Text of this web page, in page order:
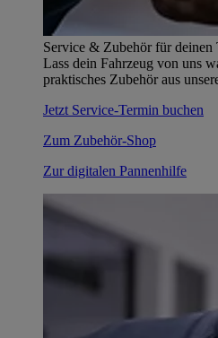
Service & Zubehör für deinen
Lass dein Fahrzeug von uns
praktisches Zubehör aus
Jetzt Service-Termin buchen
Zum Zubehör-Shop
Zur digitalen Pannenhilfe